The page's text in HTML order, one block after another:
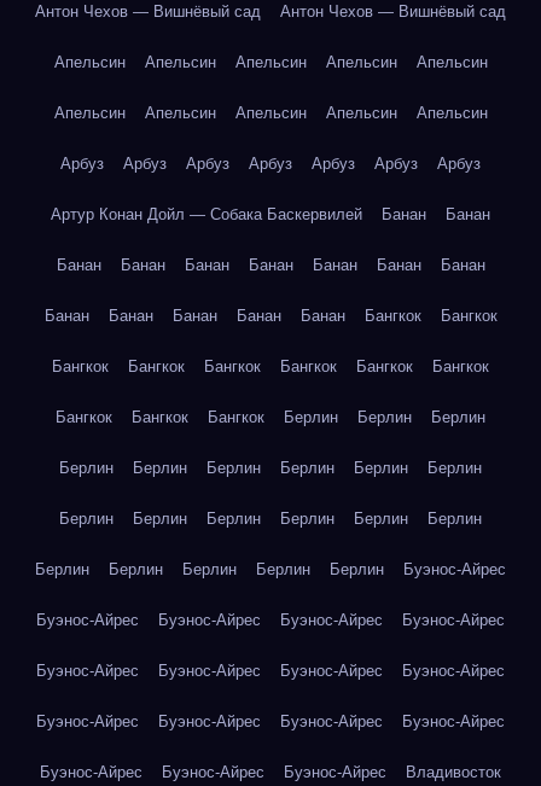
Антон Чехов — Вишнёвый сад Антон Чехов — Вишнёвый сад
Апельсин Апельсин Апельсин Апельсин Апельсин
Апельсин Апельсин Апельсин Апельсин Апельсин
Арбуз Арбуз Арбуз Арбуз Арбуз Арбуз Арбуз
Артур Конан Дойл — Собака Баскервилей Банан Банан
Банан Банан Банан Банан Банан Банан Банан
Банан Банан Банан Банан Банан Бангкок Бангкок
Бангкок Бангкок Бангкок Бангкок Бангкок Бангкок
Бангкок Бангкок Бангкок Берлин Берлин Берлин
Берлин Берлин Берлин Берлин Берлин Берлин
Берлин Берлин Берлин Берлин Берлин Берлин
Берлин Берлин Берлин Берлин Берлин Буэнос-Айрес
Буэнос-Айрес Буэнос-Айрес Буэнос-Айрес Буэнос-Айрес
Буэнос-Айрес Буэнос-Айрес Буэнос-Айрес Буэнос-Айрес
Буэнос-Айрес Буэнос-Айрес Буэнос-Айрес Буэнос-Айрес
Буэнос-Айрес Буэнос-Айрес Буэнос-Айрес Владивосток